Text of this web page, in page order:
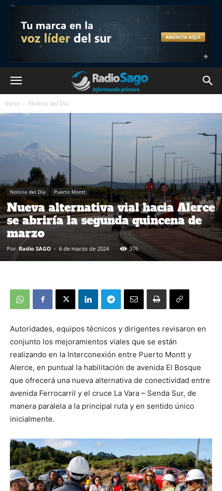
Inicio Noticia del Día
Noticia del Día Puerto Montt
Nueva alternativa vial hacia Alerce
se abriría la segunda quincena de
marzo
Por Radio SAGO - 6 de marzo de 2024 376
Autoridades, equipos técnicos y dirigentes revisaron en
conjunto los mejoramientos viales que se están
realizando en la Interconexión entre Puerto Montt y
Alerce, en puntual la habilitación de avenida El Bosque
que ofrecerá una nueva alternativa de conectividad entre
avenida Ferrocarril y el cruce La Vara – Senda Sur, de
manera paralela a la principal ruta y en sentido único
inicialmente.